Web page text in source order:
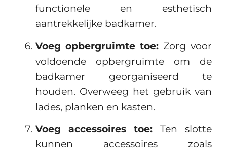
functionele en esthetisch
aantrekkelijke badkamer.
Voeg opbergruimte toe: Zorg voor
voldoende opbergruimte om de
badkamer georganiseerd te
houden. Overweeg het gebruik van
lades, planken en kasten.
Voeg accessoires toe: Ten slotte
kunnen accessoires zoals